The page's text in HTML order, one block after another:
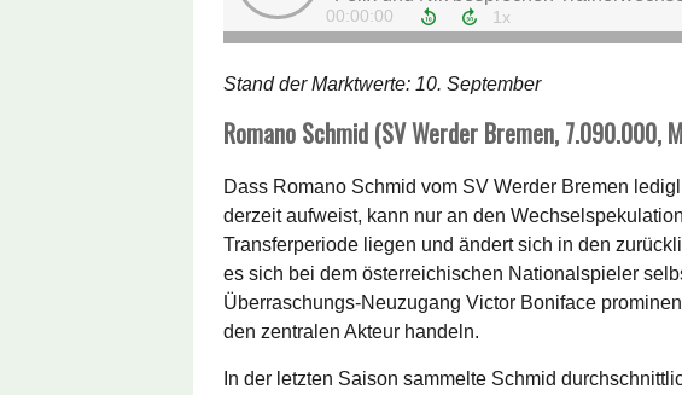
Stand der Marktwerte: 10. September
Romano Schmid (SV Werder Bremen, 7.090.000,
Dass Romano Schmid vom SV Werder Bremen
derzeit aufweist, kann nur an den
Transferperiode liegen und ändert sich in den
es sich bei dem österreichischen Nationalspieler
Überraschungs-Neuzugang Victor Boniface
den zentralen Akteur handeln.
In der letzten Saison sammelte Schmid